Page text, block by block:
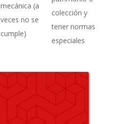
mecánica (a
veces no se
cumple)
colección y
tener normas
especiales